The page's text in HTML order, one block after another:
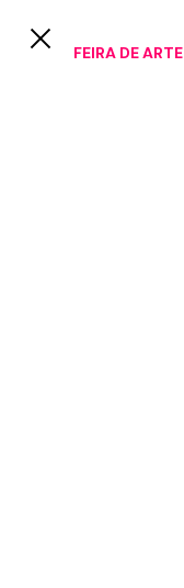
FEIRA DE ARTE